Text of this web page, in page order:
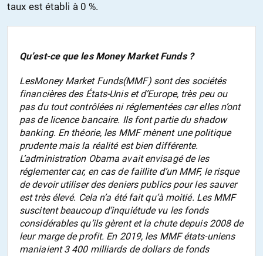
taux est établi à 0 %.
Qu’est-ce que les Money Market Funds ?
LesMoney Market Funds(MMF) sont des sociétés
financières des États-Unis et d’Europe, très peu ou
pas du tout contrôlées ni réglementées car elles n’ont
pas de licence bancaire. Ils font partie du shadow
banking. En théorie, les MMF mènent une politique
prudente mais la réalité est bien différente.
L’administration Obama avait envisagé de les
réglementer car, en cas de faillite d’un MMF, le risque
de devoir utiliser des deniers publics pour les sauver
est très élevé. Cela n’a été fait qu’à moitié. Les MMF
suscitent beaucoup d’inquiétude vu les fonds
considérables qu’ils gèrent et la chute depuis 2008 de
leur marge de profit. En 2019, les MMF états-uniens
maniaient 3 400 milliards de dollars de fonds